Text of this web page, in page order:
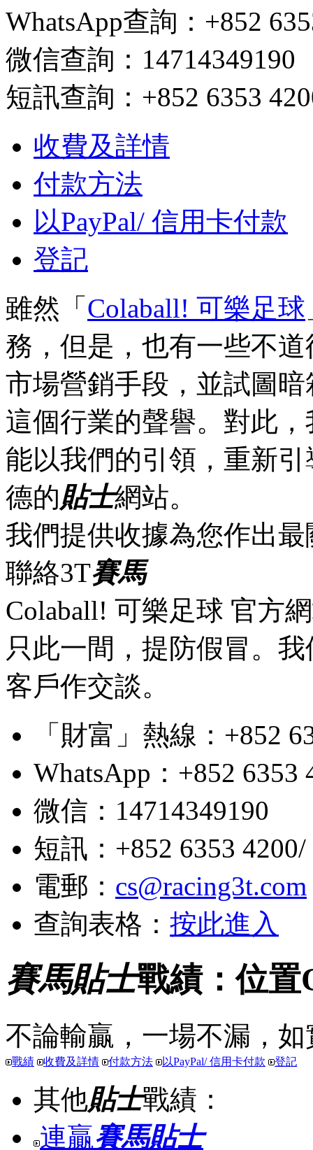
WhatsApp查詢：+852
微信查詢：14714349190
短訊查詢：+852 6353
收費及詳情
付款方法
以PayPal/ 信用卡付款
登記
雖然「 Colaball! 可樂足球
務，但是，也有一些不道
市場營銷手段，並試圖
這個行業的聲譽。對此
能以我們的引領，重新
德的貼士網站。
我們提供收據為您作出
聯絡3T賽馬
Colaball! 可樂足球 官方
只此一間，提防假冒。
客戶作交談。
「財富」熱線：+852
WhatsApp：+852 6353
微信：14714349190
短訊：+852 6353
電郵： cs@racing3t.com
查詢表格： 按此進入
賽馬貼士戰績：位置
不論輸贏，一場不漏，
戰績 收費及詳情 付款方法 以PayPal/ 信用卡付款 登記
其他貼士戰績：
連贏賽馬貼士